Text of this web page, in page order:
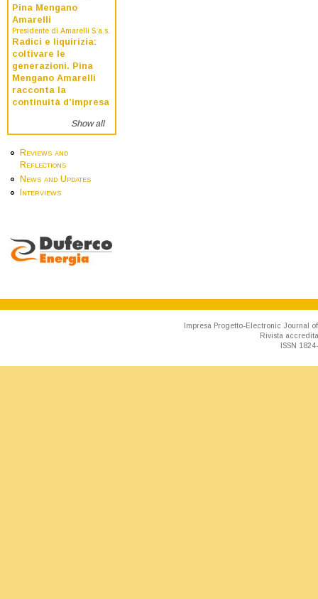
Pina Mengano
Amarelli
Presidente di Amarelli S.a.s.
Radici e liquirizia:
coltivare le
generazioni. Pina
Mengano Amarelli
racconta la
continuità d’impresa
Show all
Reviews and
Reflections
News and Updates
Interviews
Impresa Progetto-Electronic Journal
Rivista
ISSN